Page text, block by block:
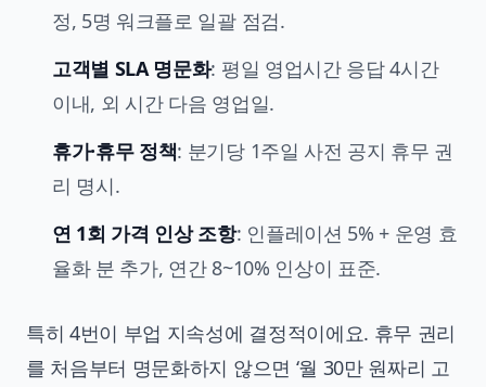
정, 5명 워크플로 일괄 점검.
고객별 SLA 명문화: 평일 영업시간 응답 4시간
이내, 외 시간 다음 영업일.
휴가·휴무 정책: 분기당 1주일 사전 공지 휴무 권
리 명시.
연 1회 가격 인상 조항: 인플레이션 5% + 운영 효
율화 분 추가, 연간 8~10% 인상이 표준.
특히 4번이 부업 지속성에 결정적이에요. 휴무 권리
를 처음부터 명문화하지 않으면 ‘월 30만 원짜리 고